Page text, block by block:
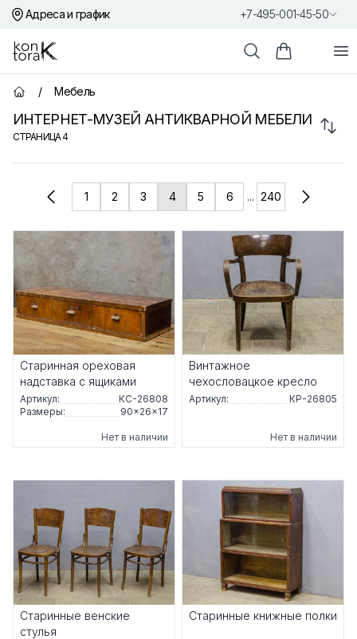
Адреса и график +7-495-001-45-50
Контора К
ПоискКорзина
Главная страница
/ Мебель
ИНТЕРНЕТ-МУЗЕЙ АНТИКВАРНОЙ МЕБЕЛИ
СТРАНИЦА4
Товары 1 2 3 4 5 6 ... 240
Старинная ореховая
надставка с ящиками
Артикул:
КС-26808
Размеры:
90×26×17
Нет в наличии
Винтажное
чехословацкое кресло
Артикул: КР-26805
Нет в наличии
Старинные венские
стулья
Старинные книжные полки